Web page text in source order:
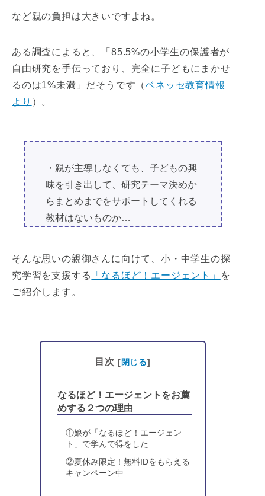
など親の負担は大きいですよね。
ある調査によると、「85.5%の小学生の保護者が
自由研究を手伝っており、完全に子どもにまかせ
るのは1%未満」だそうです（ベネッセ教育情報
より ）。
・親が主導しなくても、子どもの興
味を引き出して、研究テーマ決めか
らまとめまでをサポートしてくれる
教材はないものか…
そんな思いの親御さんに向けて、小・中学生の探
究学習を支援する
「なるほど！エージェント」
を
ご紹介します。
目次 [ 閉じる]
なるほど！エージェントをお薦
めする２つの理由
①娘が「なるほど！エージェン
ト」で学んで得をした
②夏休み限定！無料IDをもらえる
キャンペーン中